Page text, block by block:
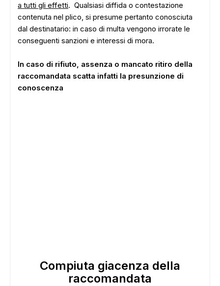
a tutti gli effetti. Qualsiasi diffida o contestazione
contenuta nel plico, si presume pertanto conosciuta
dal destinatario: in caso di multa vengono irrorate le
conseguenti sanzioni e interessi di mora.
In caso di rifiuto, assenza o mancato ritiro della
raccomandata scatta infatti la presunzione di
conoscenza
Compiuta giacenza della
raccomandata